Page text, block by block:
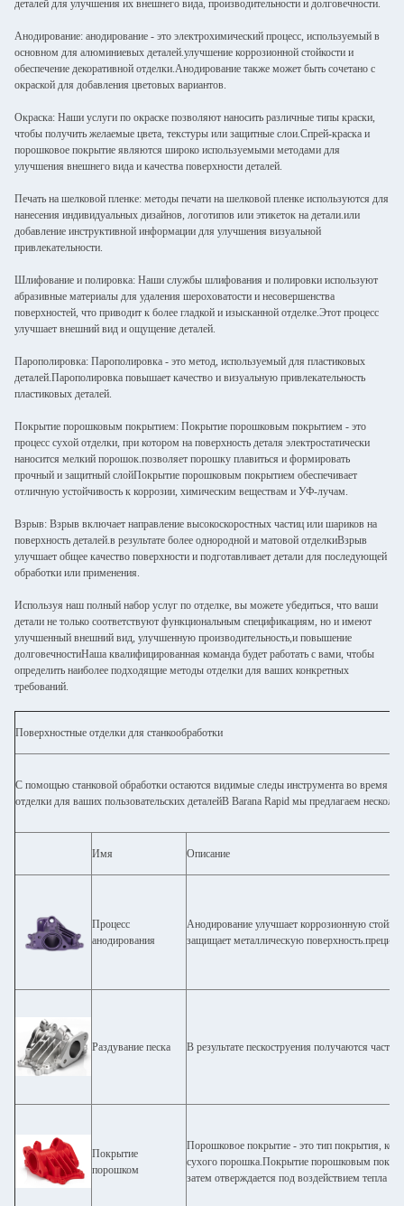
деталей для улучшения их внешнего вида, производительности и долговечности.
Анодирование: анодирование - это электрохимический процесс, используемый в
основном для алюминиевых деталей.улучшение коррозионной стойкости и
обеспечение декоративной отделки.Анодирование также может быть сочетано с
окраской для добавления цветовых вариантов.
Окраска: Наши услуги по окраске позволяют наносить различные типы краски,
чтобы получить желаемые цвета, текстуры или защитные слои.Спрей-краска и
порошковое покрытие являются широко используемыми методами для
улучшения внешнего вида и качества поверхности деталей.
Печать на шелковой пленке: методы печати на шелковой пленке используются для
нанесения индивидуальных дизайнов, логотипов или этикеток на детали.или
добавление инструктивной информации для улучшения визуальной
привлекательности.
Шлифование и полировка: Наши службы шлифования и полировки используют
абразивные материалы для удаления шероховатости и несовершенства
поверхностей, что приводит к более гладкой и изысканной отделке.Этот процесс
улучшает внешний вид и ощущение деталей.
Парополировка: Парополировка - это метод, используемый для пластиковых
деталей.Парополировка повышает качество и визуальную привлекательность
пластиковых деталей.
Покрытие порошковым покрытием: Покрытие порошковым покрытием - это
процесс сухой отделки, при котором на поверхность деталя электростатически
наносится мелкий порошок.позволяет порошку плавиться и формировать
прочный и защитный слойПокрытие порошковым покрытием обеспечивает
отличную устойчивость к коррозии, химическим веществам и УФ-лучам.
Взрыв: Взрыв включает направление высокоскоростных частиц или шариков на
поверхность деталей.в результате более однородной и матовой отделкиВзрыв
улучшает общее качество поверхности и подготавливает детали для последующей
обработки или применения.
Используя наш полный набор услуг по отделке, вы можете убедиться, что ваши
детали не только соответствуют функциональным спецификациям, но и имеют
улучшенный внешний вид, улучшенную производительность,и повышение
долговечностиНаша квалифицированная команда будет работать с вами, чтобы
определить наиболее подходящие методы отделки для ваших конкретных
требований.
Поверхностные отделки для станкообработки
С помощью станковой обработки остаются видимые следы инструмента во время
отделки для ваших пользовательских деталейВ Barana Rapid мы предлагаем
Имя Описание
Процесс
анодирования
Анодирование улучшает коррозионную
защищает металлическую
Раздувание песка В результате пескоструения получаются части
Покрытие
порошком
Порошковое покрытие - это тип покрытия,
сухого порошка.Покрытие порошковым
затем отверждается под воздействием тепла